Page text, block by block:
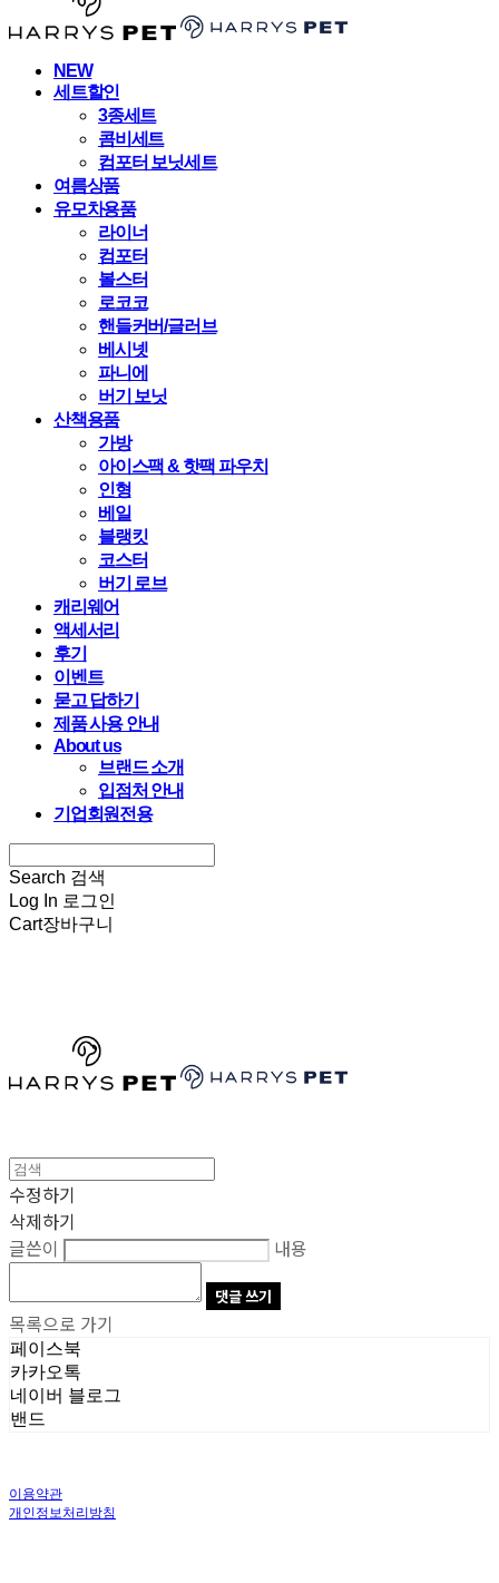
NEW
세트할인
3종세트
콤비세트
컴포터 보닛세트
여름상품
유모차용품
라이너
컴포터
볼스터
로코코
핸들커버/글러브
베시넷
파니에
버기 보닛
산책용품
가방
아이스팩 & 핫팩 파우치
인형
베일
블랭킷
코스터
버기 로브
캐리웨어
액세서리
후기
이벤트
묻고 답하기
제품 사용 안내
About us
브랜드 소개
입점처 안내
기업회원전용
Search 검색
Log In 로그인
Cart장바구니
수정하기
삭제하기
글쓴이
내용
댓글 쓰기
목록으로 가기
페이스북
카카오톡
네이버 블로그
밴드
이용약관
개인정보처리방침